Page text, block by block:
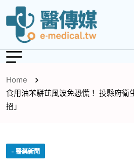
Home
食用油苯駢芘風波免恐慌！ 投縣府衛
招」
- 醫藥新聞